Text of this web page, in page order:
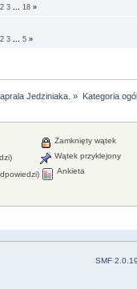
2 3 18 »
2 3 5 »
Jedziniaka. » Kategoria
Zamknięty wątek
Wątek przyklejony
Ankieta
SMF